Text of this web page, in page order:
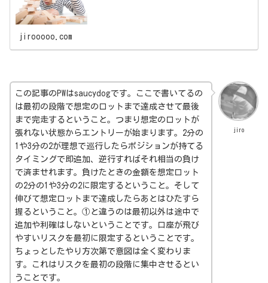
jirooooo.com
jiro
この記事のPWはsaucydogです。ここで書いてるの
は最初の段階で想定のロットまで達成させて最後
まで完走するということ。つまり想定のロットが
張れない状態からエントリーが始まります。2分の
1や3分の2が理想で巡行したらポジションが持てる
タイミングで即追加、逆行すればそれ相当の負け
で済ませれます。負けたときの金額を想定ロット
の2分の1や3分の2に限定するということ。そして
伸びて想定ロットまで達成したらあとはひたすら
握るということ。①と違うのは最初以外は途中で
追加や利確はしないということです。口座が飛び
やすいリスクを最初に限定するということです。
ちょっとしたやり方次第で意図は全く変わりま
す。これはリスクを最初の段階に集中させるとい
うことです。